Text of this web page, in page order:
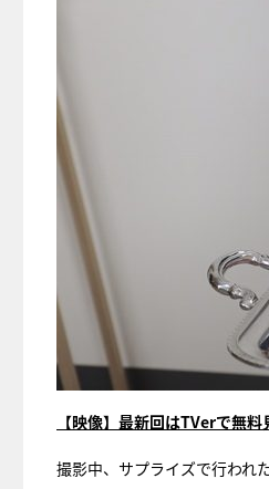
【映像】最新回はTVerで無料
撮影中、サプライズで行われ